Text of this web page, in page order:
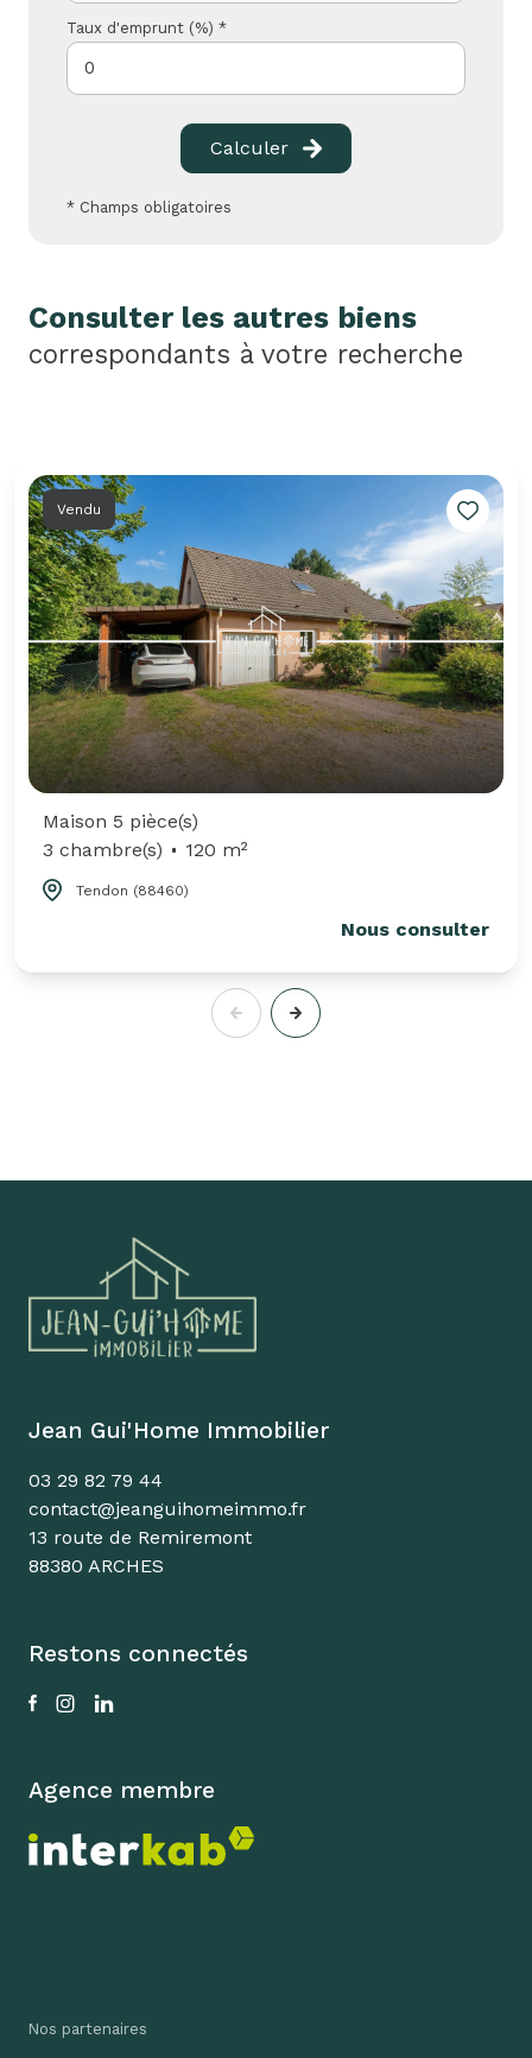
Taux d'emprunt (%) *
Calculer
* Champs obligatoires
Consulter les autres biens
correspondants à votre recherche
Vendu
Maison 5 pièce(s)
3 chambre(s)
120 m²
Tendon (88460)
Nous consulter
Jean Gui'Home Immobilier
03 29 82 79 44
contact@jeanguihomeimmo.fr
13 route de Remiremont
88380 ARCHES
Restons connectés
Agence membre
Nos partenaires